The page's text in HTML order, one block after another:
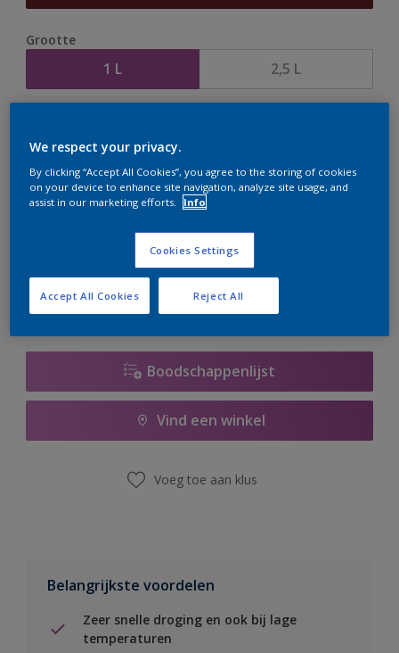
Grootte
1 L 2,5 L
te bestellen. Houd de website in de gaten, we werken
er hard aan om de voorraad aan te vullen.
Boodschappenlijst
Vind een winkel
Voeg toe aan klus
Belangrijkste voordelen
Zeer snelle droging en ook bij lage
temperaturen
We respect your privacy.
By clicking “Accept All Cookies”, you agree to the storing of cookies
on your device to enhance site navigation, analyze site usage, and
assist in our marketing efforts.
Info
Cookies Settings
Reject All
Accept All Cookies